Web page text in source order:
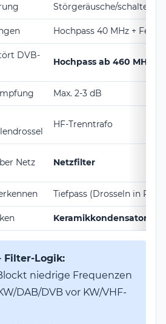
Störgeräusche/schaltet
Hochpass 40 MHz +
DVB-
Hochpass ab 460 MHz
Max. 2-3 dB
HF-Trenntrafo
Netz Netzfilter
Tiefpass (Drosseln in
Keramikkondensatoren
Filter-Logik:
niedrige Frequenzen
DAB/DVB vor KW/VHF-